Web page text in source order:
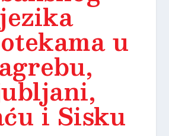
jezika
u
i Sisku